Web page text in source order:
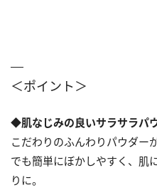
＜ポイント＞
◆肌なじみの良いサラサラパ
こだわりのふんわりパウダー
でも簡単にぼかしやすく、肌
りに。